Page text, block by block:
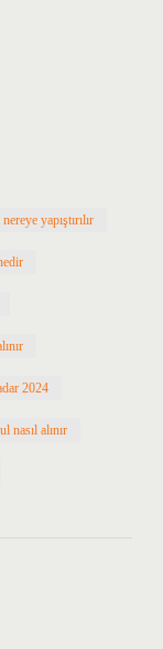
yapıştırılır
2024
nasıl alınır